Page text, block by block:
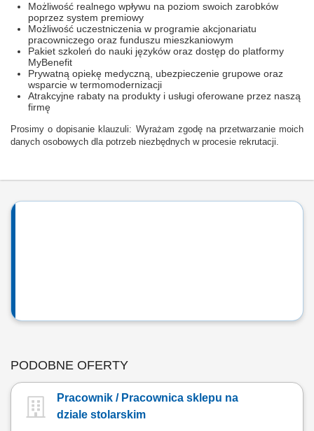
Możliwość realnego wpływu na poziom swoich zarobków
poprzez system premiowy
Możliwość uczestniczenia w programie akcjonariatu
pracowniczego oraz funduszu mieszkaniowym
Pakiet szkoleń do nauki języków oraz dostęp do platformy
MyBenefit
Prywatną opiekę medyczną, ubezpieczenie grupowe oraz
wsparcie w termomodernizacji
Atrakcyjne rabaty na produkty i usługi oferowane przez naszą
firmę
Prosimy o dopisanie klauzuli: Wyrażam zgodę na przetwarzanie moich
danych osobowych dla potrzeb niezbędnych w procesie rekrutacji.
PODOBNE OFERTY
Pracownik / Pracownica sklepu na
dziale stolarskim